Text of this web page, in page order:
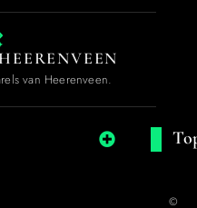
van Heerenveen.
©